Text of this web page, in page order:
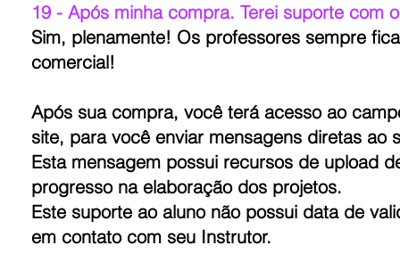
19 - Após minha compra. Terei suporte com
Sim, plenamente! Os professores sempre
comercial!
Após sua compra, você terá acesso ao
site, para você enviar mensagens diretas ao
Esta mensagem possui recursos de upload
progresso na elaboração dos projetos.
Este suporte ao aluno não possui data de
em contato com seu Instrutor.